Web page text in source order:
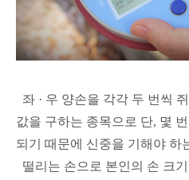
좌 · 우 양손을 각각 두 번씩
값을 구하는 종목으로 단, 몇
되기 때문에 신중을 기해야 하
떨리는 손으로 본인의 손 크